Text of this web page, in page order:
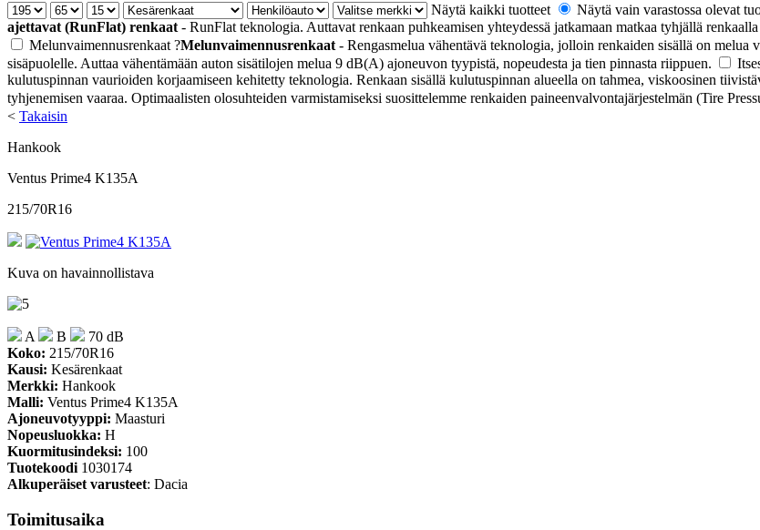
Näytä kaikki tuotteet
Näytä vain varastossa olevat
ajettavat (RunFlat) renkaat - RunFlat teknologia. Auttavat renkaan puhkeamisen yhteydessä jatkamaan matkaa tyhjällä
Melunvaimennusrenkaat ?Melunvaimennusrenkaat - Rengasmelua vähentävä teknologia, jolloin renkaiden sisällä on
sisäpuolelle. Auttaa vähentämään auton sisätilojen melua 9 dB(A) ajoneuvon tyypistä, nopeudesta ja tien pinnasta riippuen.
kulutuspinnan vaurioiden korjaamiseen kehitetty teknologia. Renkaan sisällä kulutuspinnan alueella on tahmea, viskoosinen
tyhjenemisen vaaraa. Optimaalisten olosuhteiden varmistamiseksi suosittelemme renkaiden paineenvalvontajärjestelmän (Tire
< Takaisin
Hankook
Ventus Prime4 K135A
215/70R16
Kuva on havainnollistava
A B
70 dB
Koko: 215/70R16
Kausi: Kesärenkaat
Merkki: Hankook
Malli: Ventus Prime4 K135A
Ajoneuvotyyppi: Maasturi
Nopeusluokka: H
Kuormitusindeksi: 100
Tuotekoodi 1030174
Alkuperäiset varusteet: Dacia
Toimitusaika